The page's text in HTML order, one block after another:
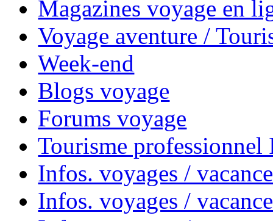
Magazines voyage en
Voyage aventure /
Week-end
Blogs voyage
Forums voyage
Tourisme
Infos. voyages /
Infos. voyages /